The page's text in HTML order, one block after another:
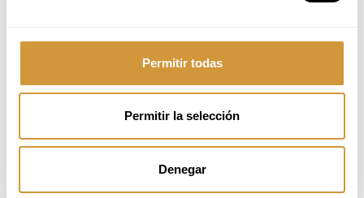
Permitir todas
Permitir la selección
Denegar
abonan íntegramente al realizar la inscripción online.
Consulta información detallada sobre la política dedevoluciones y